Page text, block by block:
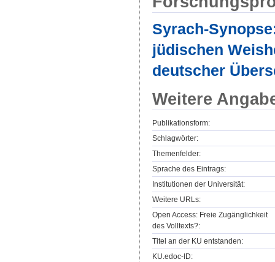
Syrach-
jüdischen
deutscher
Weitere
Publikationsform:
Schlagwörter:
Themenfelder:
Sprache des Eintrags:
Institutionen der Universität:
Weitere URLs:
Open Access: Freie Zugänglichkeit
des Volltexts?:
Titel an der KU entstanden:
KU.edoc-ID: